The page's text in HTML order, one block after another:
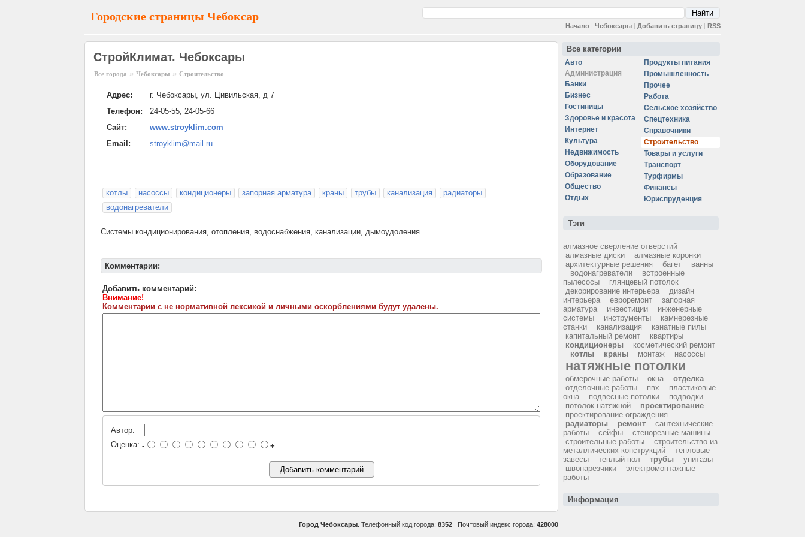
Городские страницы Чебоксар
Начало | Чебоксары | Добавить страницу | RSS
СтройКлимат. Чебоксары
Все города » Чебоксары » Строительство
Адрес:
г. Чебоксары, ул. Цивильская, д 7
Телефон:
24-05-55, 24-05-66
Сайт:
www.stroyklim.com
Email:
stroyklim@mail.ru
котлы насоссы кондиционеры запорная арматура краны трубы канализация
радиаторы
водонагреватели
Системы кондиционирования, отопления, водоснабжения, канализации, дымоудоления.
Комментарии:
Добавить комментарий:
Внимание!
Комментарии с не нормативной лексикой и личными оскорблениями будут удалены.
Автор:
Оценка: - +
Город Чебоксары. Телефонный код города: 8352 Почтовый индекс города: 428000
Все категории
Авто
Администрация
Банки
Бизнес
Гостиницы
Здоровье и красота
Интернет
Культура
Недвижимость
Оборудование
Образование
Общество
Отдых
Продукты питания
Промышленность
Прочее
Работа
Сельское хозяйство
Спецтехника
Справочники
Строительство
Товары и услуги
Транспорт
Турфирмы
Финансы
Юриспруденция
Тэги
алмазное сверление отверстий
алмазные диски
алмазные коронки
архитектурные решения
багет
ванны
водонагреватели
встроенные
пылесосы
глянцевый потолок
декорирование интерьера
дизайн
интерьера
евроремонт
запорная
арматура
инвестиции
инженерные
системы
инструменты
камнерезные
станки
канализация
канатные пилы
капитальный ремонт
квартиры
кондиционеры
косметический ремонт
котлы
краны монтаж насоссы
натяжные потолки
обмерочные работы окна
отделка
отделочные работы
пвх
пластиковые
окна
подвесные потолки
подводки
потолок натяжной
проектирование
проектирование ограждения
радиаторы
ремонт
сантехнические
работы
сейфы
стенорезные машины
строительные работы
строительство из
металлических конструкций
тепловые
завесы
теплый пол трубы
унитазы
швонарезчики
электромонтажные
работы
Информация